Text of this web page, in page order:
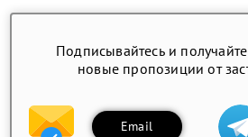
Подписывайтесь и
новые пропозиции от
Email